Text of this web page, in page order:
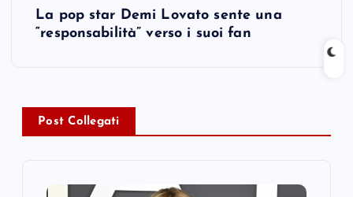
a
v
La pop star Demi Lovato sente una
“responsabilità” verso i suoi fan
Post Collegati